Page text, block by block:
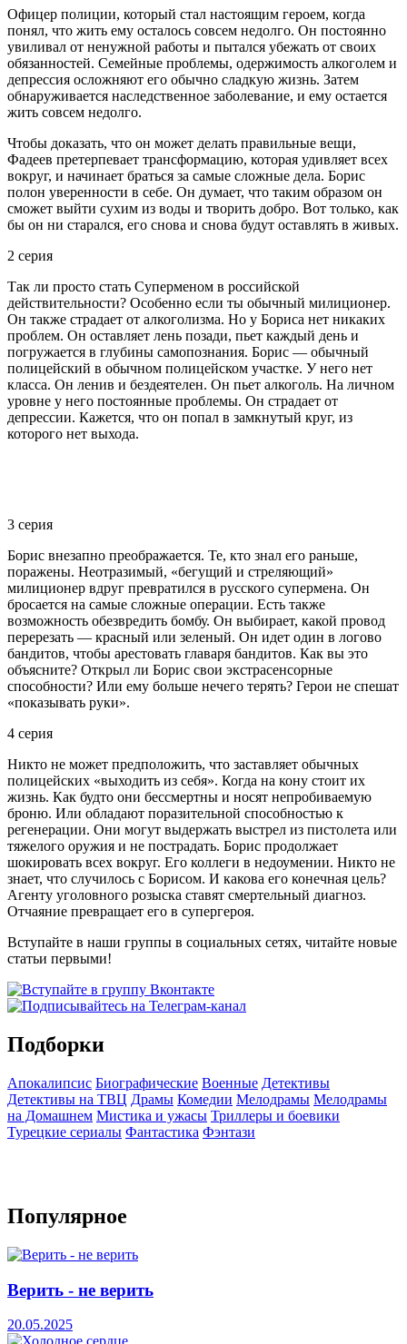
Офицер полиции, который стал настоящим героем, когда
понял, что жить ему осталось совсем недолго. Он постоянно
увиливал от ненужной работы и пытался убежать от своих
обязанностей. Семейные проблемы, одержимость алкоголем и
депрессия осложняют его обычно сладкую жизнь. Затем
обнаруживается наследственное заболевание, и ему остается
жить совсем недолго.
Чтобы доказать, что он может делать правильные вещи,
Фадеев претерпевает трансформацию, которая удивляет всех
вокруг, и начинает браться за самые сложные дела. Борис
полон уверенности в себе. Он думает, что таким образом он
сможет выйти сухим из воды и творить добро. Вот только, как
бы он ни старался, его снова и снова будут оставлять в живых.
2 серия
Так ли просто стать Суперменом в российской
действительности? Особенно если ты обычный милиционер.
Он также страдает от алкоголизма. Но у Бориса нет никаких
проблем. Он оставляет лень позади, пьет каждый день и
погружается в глубины самопознания. Борис — обычный
полицейский в обычном полицейском участке. У него нет
класса. Он ленив и бездеятелен. Он пьет алкоголь. На личном
уровне у него постоянные проблемы. Он страдает от
депрессии. Кажется, что он попал в замкнутый круг, из
которого нет выхода.
3 серия
Борис внезапно преображается. Те, кто знал его раньше,
поражены. Неотразимый, «бегущий и стреляющий»
милиционер вдруг превратился в русского супермена. Он
бросается на самые сложные операции. Есть также
возможность обезвредить бомбу. Он выбирает, какой провод
перерезать — красный или зеленый. Он идет один в логово
бандитов, чтобы арестовать главаря бандитов. Как вы это
объясните? Открыл ли Борис свои экстрасенсорные
способности? Или ему больше нечего терять? Герои не спешат
«показывать руки».
4 серия
Никто не может предположить, что заставляет обычных
полицейских «выходить из себя». Когда на кону стоит их
жизнь. Как будто они бессмертны и носят непробиваемую
броню. Или обладают поразительной способностью к
регенерации. Они могут выдержать выстрел из пистолета или
тяжелого оружия и не пострадать. Борис продолжает
шокировать всех вокруг. Его коллеги в недоумении. Никто не
знает, что случилось с Борисом. И какова его конечная цель?
Агенту уголовного розыска ставят смертельный диагноз.
Отчаяние превращает его в супергероя.
Вступайте в наши группы в социальных сетях, читайте новые
статьи первыми!
Подборки
Апокалипсис Биографические Военные Детективы
Детективы на ТВЦ Драмы Комедии Мелодрамы Мелодрамы
на Домашнем Мистика и ужасы Триллеры и боевики
Турецкие сериалы Фантастика Фэнтази
Популярное
Верить - не верить
20.05.2025